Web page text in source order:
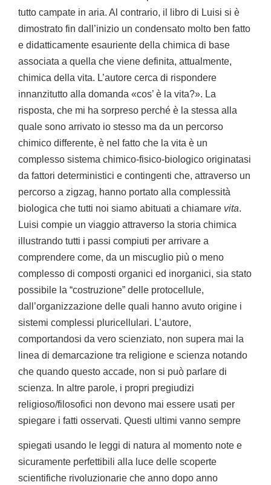
tutto campate in aria. Al contrario, il libro di Luisi si è
dimostrato fin dall’inizio un condensato molto ben fatto
e didatticamente esauriente della chimica di base
associata a quella che viene definita, attualmente,
chimica della vita. L’autore cerca di rispondere
innanzitutto alla domanda «cos’ è la vita?». La
risposta, che mi ha sorpreso perché è la stessa alla
quale sono arrivato io stesso ma da un percorso
chimico differente, è nel fatto che la vita è un
complesso sistema chimico-fisico-biologico originatasi
da fattori deterministici e contingenti che, attraverso un
percorso a zigzag, hanno portato alla complessità
biologica che tutti noi siamo abituati a chiamare vita.
Luisi compie un viaggio attraverso la storia chimica
illustrando tutti i passi compiuti per arrivare a
comprendere come, da un miscuglio più o meno
complesso di composti organici ed inorganici, sia stato
possibile la “costruzione” delle protocellule,
dall’organizzazione delle quali hanno avuto origine i
sistemi complessi pluricellulari. L’autore,
comportandosi da vero scienziato, non supera mai la
linea di demarcazione tra religione e scienza notando
che quando questo accade, non si può parlare di
scienza. In altre parole, i propri pregiudizi
religioso/filosofici non devono mai essere usati per
spiegare i fatti osservati. Questi ultimi vanno sempre
spiegati usando le leggi di natura al momento note e
sicuramente perfettibili alla luce delle scoperte
scientifiche rivoluzionarie che anno dopo anno